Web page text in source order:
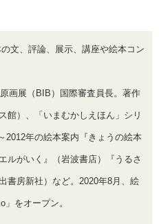
文、評論、展示、講座や絵本コン
画展（BIB）国際審査員長。著作
館）、「いまむかしえほん」シリ
2012年の絵本案内『きょうの絵本
ルがいく』（岩波書店）『うるさ
書房新社）など。2020年8月、絵
をオープン。